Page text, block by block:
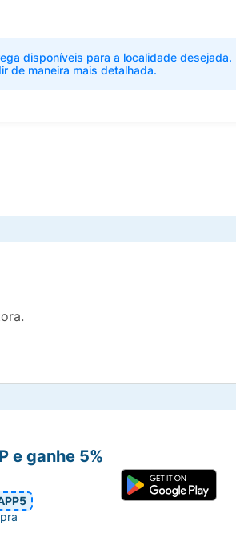
disponíveis para a localidade desejada.
de maneira mais detalhada.
e ganhe 5%